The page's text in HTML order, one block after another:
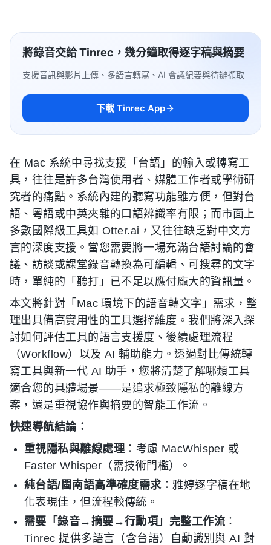
將錄音交給 Tinrec，幾分鐘取得逐字稿與摘要
支援音訊與影片上傳、多語言轉寫、AI 會議紀要與待辦擷取
下載 Tinrec App
在 Mac 系統中尋找支援「台語」的輸入或轉寫工
具，往往是許多台灣使用者、媒體工作者或學術研
究者的痛點。系統內建的聽寫功能雖方便，但對台
語、粵語或中英夾雜的口語辨識率有限；而市面上
多數國際級工具如 Otter.ai，又往往缺乏對中文方
言的深度支援。當您需要將一場充滿台語討論的會
議、訪談或課堂錄音轉換為可編輯、可搜尋的文字
時，單純的「聽打」已不足以應付龐大的資訊量。
本文將針對「Mac 環境下的語音轉文字」需求，整
理出具備高實用性的工具選擇維度。我們將深入探
討如何評估工具的語言支援度、後續處理流程
（Workflow）以及 AI 輔助能力。透過對比傳統轉
寫工具與新一代 AI 助手，您將清楚了解哪類工具
適合您的具體場景——是追求極致隱私的離線方
案，還是重視協作與摘要的智能工作流。
快速導航結論：
重視隱私與離線處理：考慮 MacWhisper 或
Faster Whisper（需技術門檻）。
純台語/閩南語高準確度需求：雅婷逐字稿在地
化表現佳，但流程較傳統。
需要「錄音→摘要→行動項」完整工作流 ：
Tinrec 提供多語言（含台語）自動識別與 AI 對